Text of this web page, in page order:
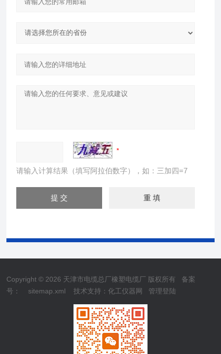
请输入计算结果（填写阿拉伯数字），如：三加四=7
Copyright © 2026 天津市电缆总厂橡塑电缆厂 版权所有 备案
号：
sitemap.xml 技术支持：化工仪器网 管理登陆